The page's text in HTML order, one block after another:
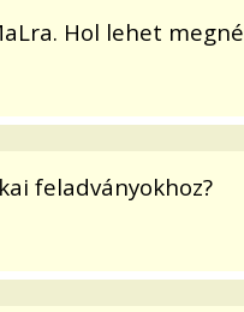
Hol lehet
feladványokhoz?